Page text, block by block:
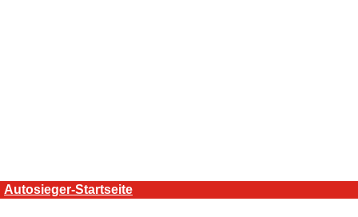
Autosieger-Startseite